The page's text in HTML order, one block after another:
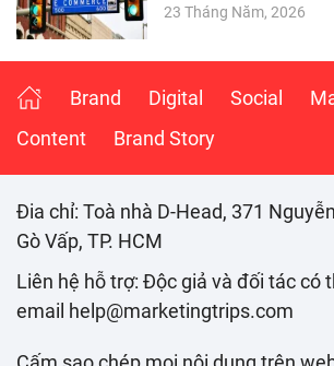
23 Tháng Năm, 2026
Brand Digital Social
Content
Brand Story
Đia chỉ: Toà nhà D-Head, 371
Gò Vấp, TP. HCM
Liên hệ hỗ trợ: Độc giả và đối tác có
email help@marketingtrips.com